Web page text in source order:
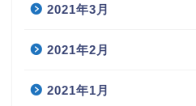
2021年3月
2021年2月
2021年1月